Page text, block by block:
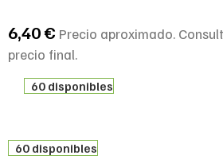
6,40€ Precio aproximado.
precio final.
60 disponibles
60 disponibles